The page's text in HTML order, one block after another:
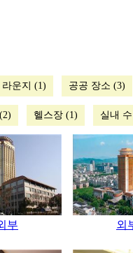
라운지 (1) 공공 장소 (3)
헬스장 (1) 실내
부 외